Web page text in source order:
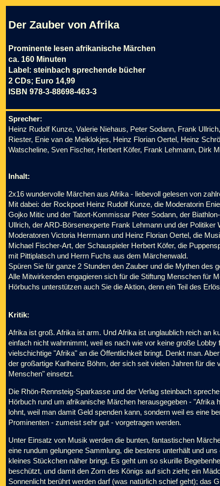
Der Zauber von Afrika
Prominente lesen afrikanische Märchen
ca. 160 Minuten
Label: steinbach sprechende bücher
2 CDs; Euro 14,99
ISBN 978-3-88698-463-3
Sprecher:
Heinz Rudolf Kunze, Valerie Niehaus, Peter Sodann, Frank
Riester, Enie van de Meiklokjes, Heinz Florian Oertel, Heinz
Watscheline, Sven Fischer, Herbert Köfer, Frank Lehmann, Dirk
Inhalt:
2x16 wundervolle Märchen aus Afrika - liebevoll gelesen von
Mit dabei: der Rockpoet Heinz Rudolf Kunze, die Moderatorin
Gojko Mitic und der Tatort-Kommissar Peter Sodann, der
Ullrich, der ARD-Börsenexperte Frank Lehmann und der
Moderatoren Victoria Herrmann und Heinz Florian Oertel, die
Michael Fischer-Art, der Schauspieler Herbert Köfer, die
mit Pittiplatsch und Herrn Fuchs aus dem Märchenwald.
Spüren Sie für ganze 2 Stunden den Zauber und die Mythen des
Alle Mitwirkenden engagieren sich für die Stiftung Menschen für
Hörbuchs unterstützen auch Sie die Aktion, denn ein Teil des
Kritik:
Afrika ist groß. Afrika ist arm. Und Afrika ist unglaublich reich an
einfach nicht wahrnimmt, weil es nach wie vor keine große Lobby
vielschichtige "Afrika" an die Öffentlichkeit bringt. Denkt man.
der großartige Karlheinz Böhm, der sich seit vielen Jahren für die
Menschen" einsetzt.
Die Rhön-Rennsteig-Sparkasse und der Verlag steinbach
Hörbuch rund um afrikanische Märchen herausgegeben - "Afrika
lohnt, weil man damit Geld spenden kann, sondern weil es eine
Prominenten - zumeist sehr gut - vorgetragen werden.
Unter Einsatz von Musik werden die bunten, fantastischen
eine rundum gelungene Sammlung, die bestens unterhält und
kleines Stückchen näher bringt. Es geht um so skurille
beschützt, und damit den Zorn des Königs auf sich zieht; ein
Sonnenlicht berührt werden darf (was natürlich schief geht); das